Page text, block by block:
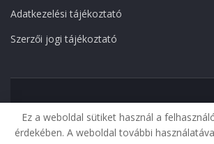
Adatkezelési tájékoztató
Szerzői jogi tájékoztató
Jelenlegi vonalak
Ez a weboldal sütiket használ a
érdekében. A weboldal további